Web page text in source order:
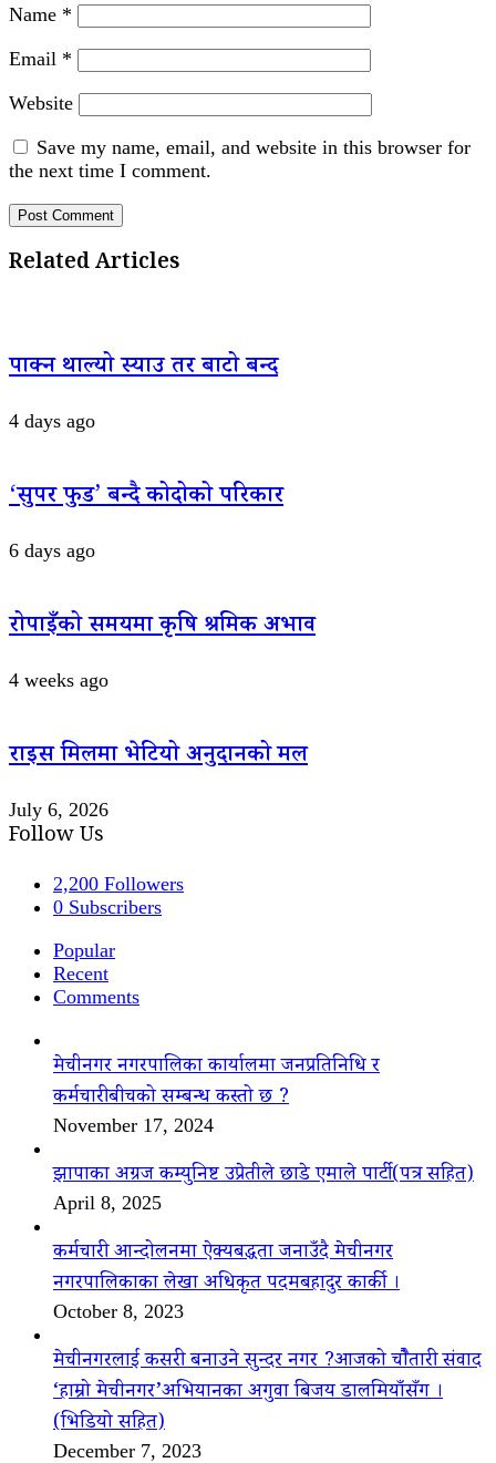
Name *
Email *
Website
Save my name, email, and website in this browser for
the next time I comment.
Related Articles
पाक्न थाल्यो स्याउ तर बाटो बन्द
4 days ago
‘सुपर फुड’ बन्दै कोदोको परिकार
6 days ago
रोपाइँको समयमा कृषि श्रमिक अभाव
4 weeks ago
राइस मिलमा भेटियो अनुदानको मल
July 6, 2026
Follow Us
2,200 Followers
0 Subscribers
Popular
Recent
Comments
मेचीनगर नगरपालिका कार्यालमा जनप्रतिनिधि र
कर्मचारीबीचको सम्बन्ध कस्तो छ ?
November 17, 2024
झापाका अग्रज कम्युनिष्ट उप्रेतीले छाडे एमाले पार्टी(पत्र सहित)
April 8, 2025
कर्मचारी आन्दोलनमा ऐक्यबद्धता जनाउँदै मेचीनगर
नगरपालिकाका लेखा अधिकृत पदमबहादुर कार्की ।
October 8, 2023
मेचीनगरलाई कसरी बनाउने सुन्दर नगर ?आजको चौैतारी संवाद
‘हाम्रो मेचीनगर’अभियानका अगुवा बिजय डालमियाँसँग ।
(भिडियो सहित)
December 7, 2023